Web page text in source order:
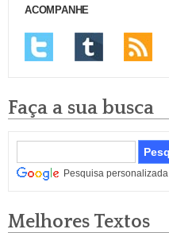
ACOMPANHE
Faça a sua busca
Pesquisa personalizada
Melhores Textos